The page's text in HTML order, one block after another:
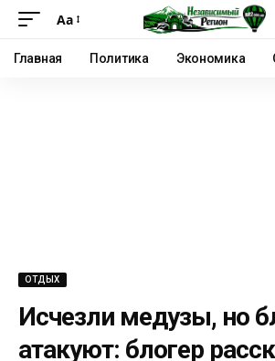
Аа
Главная Политика Экономика
ОТДЫХ
Исчезли медузы, но
атакуют: блогер